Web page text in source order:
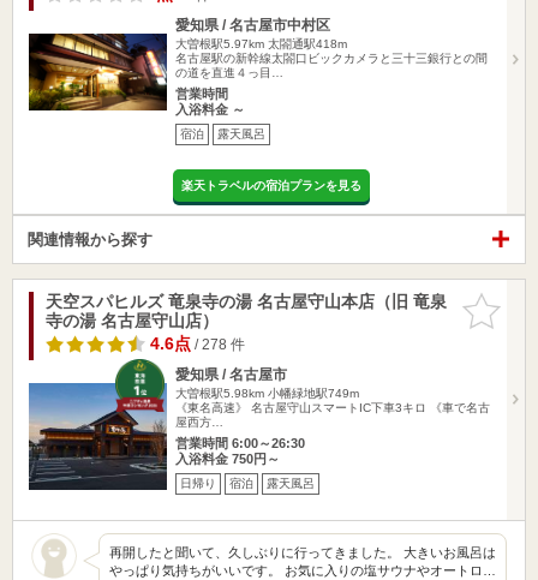
愛知県 / 名古屋市中村区
大曽根駅5.97km 太閤通駅418m
名古屋駅の新幹線太閤口ビックカメラと三十三銀行との間
の道を直進４っ目…
営業時間
入浴料金 ～
宿泊 露天風呂
楽天トラベルの宿泊プランを見る
関連情報から探す
お気に入
りに追加
天空スパヒルズ 竜泉寺の湯 名古屋守山本店（旧 竜泉
寺の湯 名古屋守山店）
4.6点/ 278 件
愛知県 / 名古屋市
大曽根駅5.98km 小幡緑地駅749m
《東名高速》 名古屋守山スマートIC下車3キロ 《車で名古
屋西方…
営業時間 6:00～26:30
入浴料金 750円～
日帰り 宿泊 露天風呂
再開したと聞いて、久しぶりに行ってきました。 大きいお風呂は
やっぱり気持ちがいいです。 お気に入りの塩サウナやオートロ…